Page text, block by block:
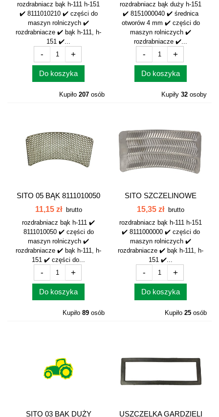
rozdrabniacz bąk h-111 h-151
✔️ 8111010210 ✔️ części do
maszyn rolniczych ✔️
rozdrabniacze ✔️ bąk h-111, h-
151 ✔️...
- +
Do koszyka
Kupiło 207 osób
rozdrabniacz bąk duży h-151
✔️ 8151000040 ✔️ średnica
otworów 4 mm ✔️ części do
maszyn rolniczych ✔️
rozdrabniacze ✔️...
- +
Do koszyka
Kupiły 32 osoby
SITO 05 BĄK 8111010050
11,15 zł
brutto
rozdrabniacz bąk h-111 ✔️
8111010050 ✔️ części do
maszyn rolniczych ✔️
rozdrabniacze ✔️ bąk h-111, h-
151 ✔️ części do...
- +
Do koszyka
Kupiło 89 osób
SITO SZCZELINOWE
SKOŚNE BĄK...
15,35 zł
brutto
rozdrabniacz bąk h-111 h-151
✔️ 8111000000 ✔️ części do
maszyn rolniczych ✔️
rozdrabniacze ✔️ bąk h-111, h-
151 ✔️...
- +
Do koszyka
Kupiło 25 osób
SITO 03 BĄK DUŻY USZCZELKA GARDZIELI